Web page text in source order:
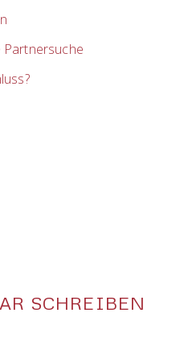
SCHREIBEN